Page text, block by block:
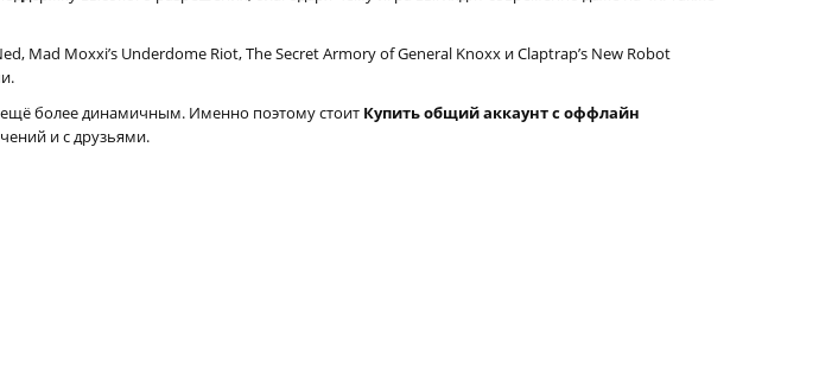
Moxxi’s Underdome Riot, The Secret Armory of General Knoxx и Claptrap’s New Robot
ещё более динамичным. Именно поэтому стоит Купить общий аккаунт с оффлайн
и с друзьями.